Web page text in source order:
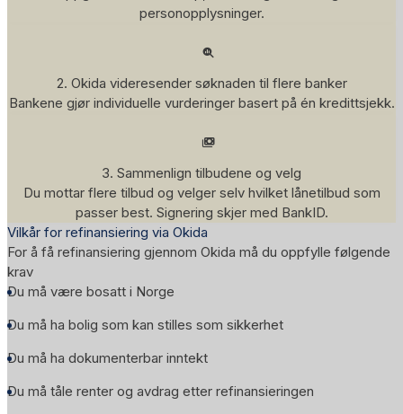
personopplysninger.
2. Okida videresender søknaden til flere banker
Bankene gjør individuelle vurderinger basert på én kredittsjekk.
3. Sammenlign tilbudene og velg
Du mottar flere tilbud og velger selv hvilket lånetilbud som
passer best. Signering skjer med BankID.
Vilkår for refinansiering via Okida
For å få refinansiering gjennom Okida må du oppfylle følgende
krav
Du må være bosatt i Norge
Du må ha bolig som kan stilles som sikkerhet
Du må ha dokumenterbar inntekt
Du må tåle renter og avdrag etter refinansieringen